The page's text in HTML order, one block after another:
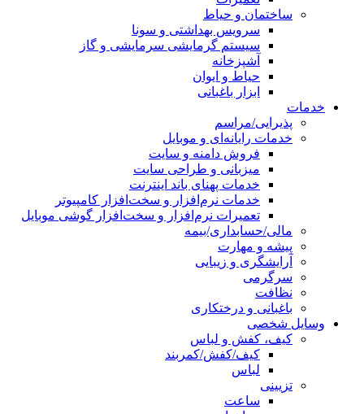
ساختمان و حیاط
سرویس بهداشتی و سونا
سیستم گرمایشی سرمایشی و گاز
آشپزخانه
حیاط و ایوان
ابزار باغبانی
خدمات
پذیرایی/مراسم
خدمات رایانه‌ای و موبایل
فروش دامنه و سایت
میزبانی و طراحی سایت
خدمات پهنای باند اینترنت
خدمات نرم‌افزار و سخت‌افزار کامپیوتر
تعمیرات نرم‌افزار و سخت‌افزار گوشی موبایل
مالی/حسابداری/بیمه
پیشه و مهارت
آرایشگری و زیبایی
سرگرمی
نظافت
باغبانی و درختکاری
وسایل شخصی
کیف، کفش و لباس
کیف/کفش/کمربند
لباس
تزیینی
ساعت